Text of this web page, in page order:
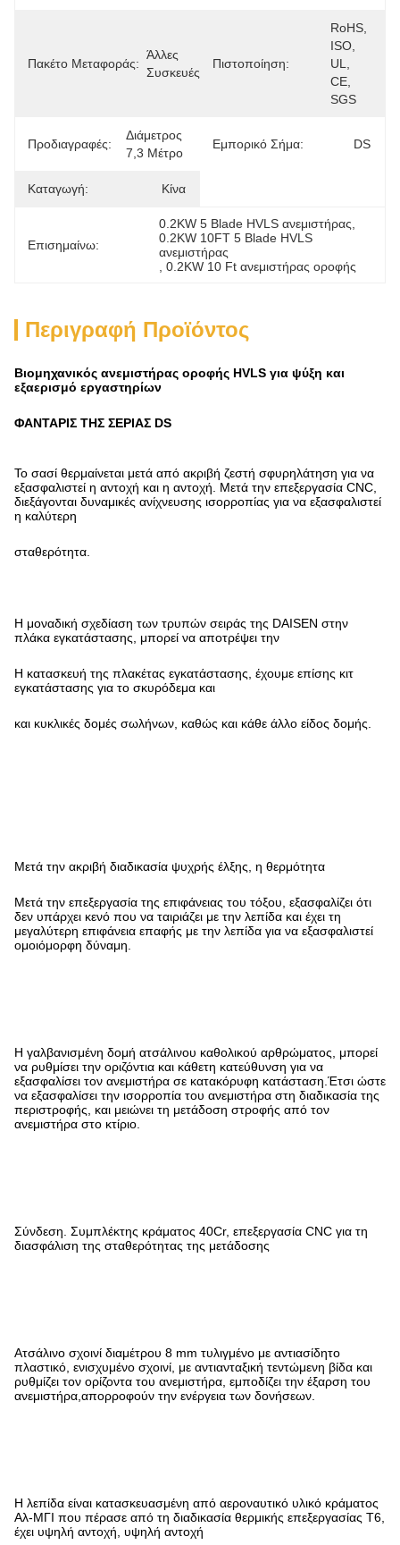
Πακέτο Μεταφοράς:
Άλλες
Συσκευές
Πιστοποίηση:
RoHS,
ISO,
UL,
CE,
SGS
Προδιαγραφές:
Διάμετρος
7,3 Μέτρο
Εμπορικό Σήμα: DS
Καταγωγή: Κίνα
Επισημαίνω:
0.2KW 5 Blade HVLS ανεμιστήρας
0.2KW 10FT 5 Blade HVLS
ανεμιστήρας
, 0.2KW 10 Ft ανεμιστήρας οροφής
Περιγραφή Προϊόντος
Βιομηχανικός ανεμιστήρας οροφής HVLS για ψύξη και
εξαερισμό εργαστηρίων
ΦΑΝΤΑΡΙΣ ΤΗΣ ΣΕΡΙΑΣ DS
Το σασί θερμαίνεται μετά από ακριβή ζεστή σφυρηλάτηση για να
εξασφαλιστεί η αντοχή και η αντοχή. Μετά την επεξεργασία CNC,
διεξάγονται δυναμικές ανίχνευσης ισορροπίας για να εξασφαλιστεί
η καλύτερη
σταθερότητα.
Η μοναδική σχεδίαση των τρυπών σειράς της DAISEN στην
πλάκα εγκατάστασης, μπορεί να αποτρέψει την
Η κατασκευή της πλακέτας εγκατάστασης, έχουμε επίσης κιτ
εγκατάστασης για το σκυρόδεμα και
και κυκλικές δομές σωλήνων, καθώς και κάθε άλλο είδος δομής.
Μετά την ακριβή διαδικασία ψυχρής έλξης, η θερμότητα
Μετά την επεξεργασία της επιφάνειας του τόξου, εξασφαλίζει ότι
δεν υπάρχει κενό που να ταιριάζει με την λεπίδα και έχει τη
μεγαλύτερη επιφάνεια επαφής με την λεπίδα για να εξασφαλιστεί
ομοιόμορφη δύναμη.
Η γαλβανισμένη δομή ατσάλινου καθολικού αρθρώματος, μπορεί
να ρυθμίσει την οριζόντια και κάθετη κατεύθυνση για να
εξασφαλίσει τον ανεμιστήρα σε κατακόρυφη κατάσταση.Έτσι ώστε
να εξασφαλίσει την ισορροπία του ανεμιστήρα στη διαδικασία της
περιστροφής, και μειώνει τη μετάδοση στροφής από τον
ανεμιστήρα στο κτίριο.
Σύνδεση. Συμπλέκτης κράματος 40Cr, επεξεργασία CNC για τη
διασφάλιση της σταθερότητας της μετάδοσης
Ατσάλινο σχοινί διαμέτρου 8 mm τυλιγμένο με αντιασίδητο
πλαστικό, ενισχυμένο σχοινί, με αντιανταξική τεντώμενη βίδα και
ρυθμίζει τον ορίζοντα του ανεμιστήρα, εμποδίζει την έξαρση του
ανεμιστήρα,απορροφούν την ενέργεια των δονήσεων.
Η λεπίδα είναι κατασκευασμένη από αεροναυτικό υλικό κράματος
Αλ-ΜΓΙ που πέρασε από τη διαδικασία θερμικής επεξεργασίας Τ6,
έχει υψηλή αντοχή, υψηλή αντοχή